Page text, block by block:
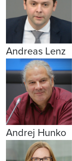
Andreas Lenz
Andrej Hunko